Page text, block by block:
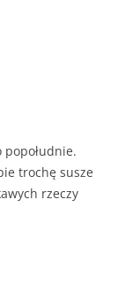
popołudnie.
trochę susze
rzeczy